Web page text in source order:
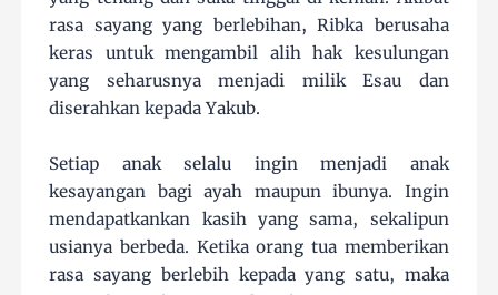
rasa sayang yang berlebihan, Ribka berusaha
keras untuk mengambil alih hak kesulungan
yang seharusnya menjadi milik Esau dan
diserahkan kepada Yakub.
Setiap anak selalu ingin menjadi anak
kesayangan bagi ayah maupun ibunya. Ingin
mendapatkankan kasih yang sama, sekalipun
usianya berbeda. Ketika orang tua memberikan
rasa sayang berlebih kepada yang satu, maka